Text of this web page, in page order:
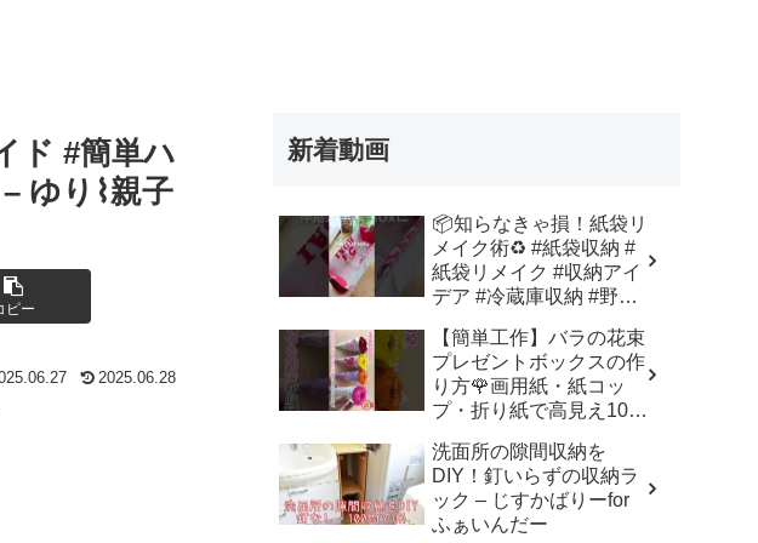
ド #簡単ハ
ゆり⌇親子
ピー
2025.06.28
新着動画
📦知らなきゃ損！紙袋リ
メイク術♻️ #紙袋収納 #
紙袋リメイク #収納アイ
デア #冷蔵庫収納 #野菜
【簡単工作】バラの花束
プレゼントボックスの作
り方🌹画用紙・紙コッ
プ・折り紙で高見え100
寧！子供からシニアのレ
クリエーション／How to
make a rose – 簡単結び
方辞典 / How to tie
洗面所の隙間収納を
DIY！釘いらずの収納ラ
ック – じすかばりーfor
ふぁいんだー